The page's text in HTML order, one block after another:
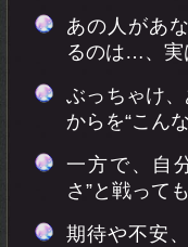
あの人があ
るのは…、実
ぶっちゃけ
からを“こん
一方で、自
さ”と戦って
期待や不安